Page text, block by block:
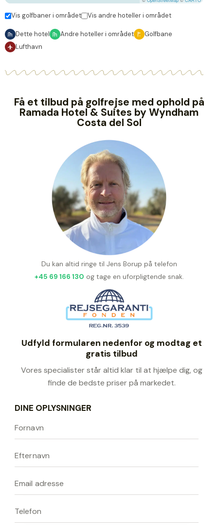
Vis golfbaner i området Vis andre hoteller i området
Dette hotel Andre hoteller i området
Golfbane
Lufthavn
Få et tilbud på golfrejse med ophold på
Ramada Hotel & Suites by Wyndham
Costa del Sol
Du kan altid ringe til Jens Borup på telefon
+45 69 166 130 og tage en uforpligtende snak.
Udfyld formularen nedenfor og modtag et
gratis tilbud
Vores specialister står altid klar til at hjælpe dig, og
finde de bedste priser på markedet.
DINE OPLYSNINGER